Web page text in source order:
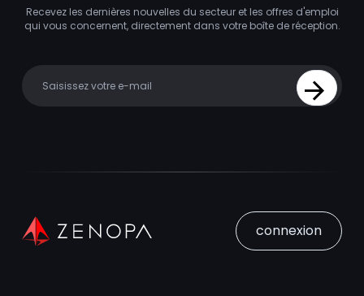
Recevez les dernières nouvelles du secteur et les offres d'emploi
qui vous concernent, directement dans votre boîte de réception.
Sign Up
connexion